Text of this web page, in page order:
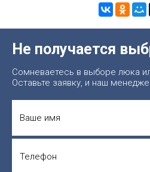
Не получается
Сомневаетесь в выборе люка
Оставьте заявку, и наш